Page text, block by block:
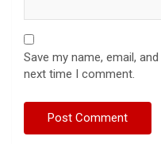
Save my name, email,
next time I comment.